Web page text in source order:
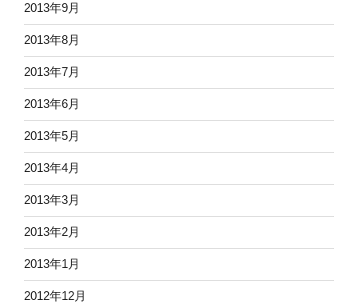
2013年9月
2013年8月
2013年7月
2013年6月
2013年5月
2013年4月
2013年3月
2013年2月
2013年1月
2012年12月